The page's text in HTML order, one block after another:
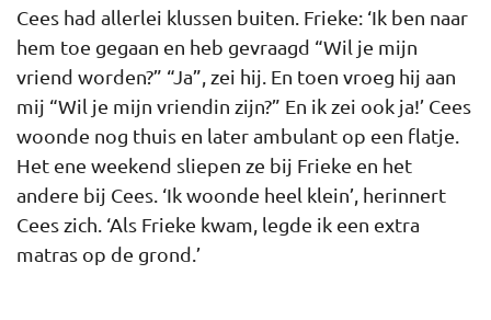
Cees had allerlei klussen buiten. Frieke: ‘Ik ben naar
hem toe gegaan en heb gevraagd “Wil je mijn
vriend worden?” “Ja”, zei hij. En toen vroeg hij aan
mij “Wil je mijn vriendin zijn?” En ik zei ook ja!’ Cees
woonde nog thuis en later ambulant op een flatje.
Het ene weekend sliepen ze bij Frieke en het
andere bij Cees. ‘Ik woonde heel klein’, herinnert
Cees zich. ‘Als Frieke kwam, legde ik een extra
matras op de grond.’